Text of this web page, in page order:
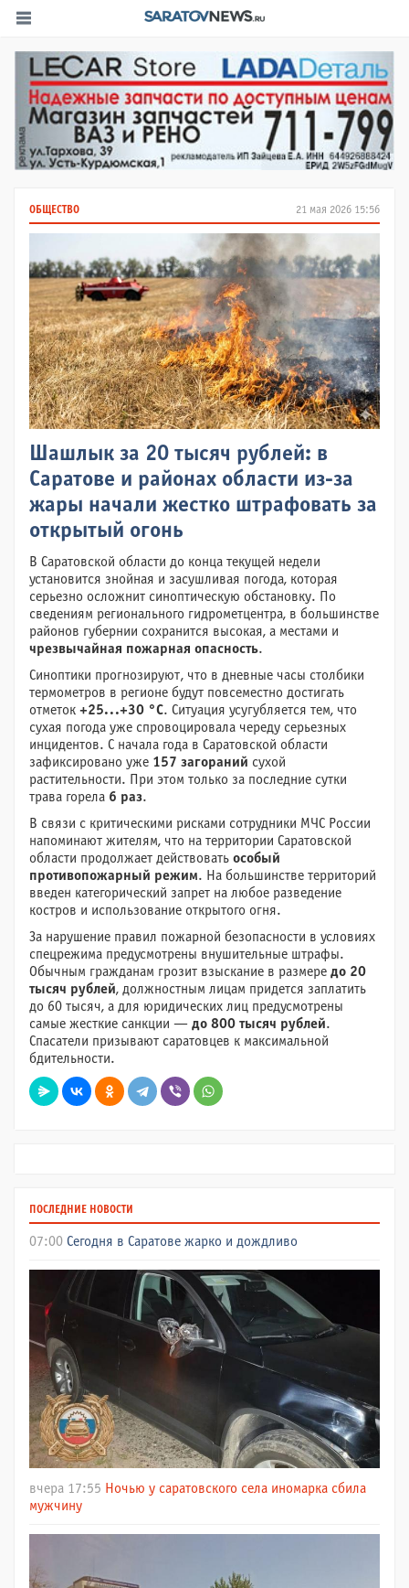
21 мая 2026 15:56
ОБЩЕСТВО
Шашлык за 20 тысяч рублей: в
Саратове и районах области из-за
жары начали жестко штрафовать за
открытый огонь
В Саратовской области до конца текущей недели
установится знойная и засушливая погода, которая
серьезно осложнит синоптическую обстановку. По
сведениям регионального гидрометцентра, в большинстве
районов губернии сохранится высокая, а местами и
чрезвычайная пожарная опасность.
Синоптики прогнозируют, что в дневные часы столбики
термометров в регионе будут повсеместно достигать
отметок +25...+30 °C. Ситуация усугубляется тем, что
сухая погода уже спровоцировала череду серьезных
инцидентов. С начала года в Саратовской области
зафиксировано уже 157 загораний сухой
растительности. При этом только за последние сутки
трава горела 6 раз.
В связи с критическими рисками сотрудники МЧС России
напоминают жителям, что на территории Саратовской
области продолжает действовать особый
противопожарный режим. На большинстве территорий
введен категорический запрет на любое разведение
костров и использование открытого огня.
За нарушение правил пожарной безопасности в условиях
спецрежима предусмотрены внушительные штрафы.
Обычным гражданам грозит взыскание в размере до 20
тысяч рублей, должностным лицам придется заплатить
до 60 тысяч, а для юридических лиц предусмотрены
самые жесткие санкции — до 800 тысяч рублей.
Спасатели призывают саратовцев к максимальной
бдительности.
ПОСЛЕДНИЕ НОВОСТИ
07:00 Сегодня в Саратове жарко и дождливо
вчера 17:55 Ночью у саратовского села иномарка сбила
мужчину